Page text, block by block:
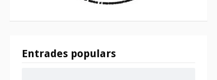
Entrades populars